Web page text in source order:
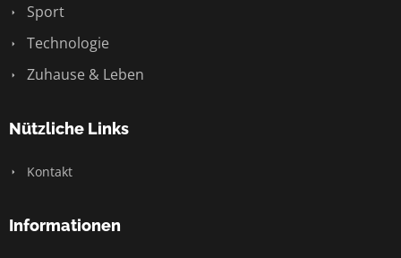
Sport
Technologie
Zuhause & Leben
Nützliche Links
Kontakt
Informationen